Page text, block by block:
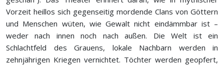
Vorzeit heillos sich gegenseitig mordende Clans von Göttern
und Menschen wüten, wie Gewalt nicht eindämmbar ist –
weder nach innen noch nach außen. Die Welt ist ein
Schlachtfeld des Grauens, lokale Nachbarn werden in
zehnjährigen Kriegen vernichtet. Töchter werden geopfert,